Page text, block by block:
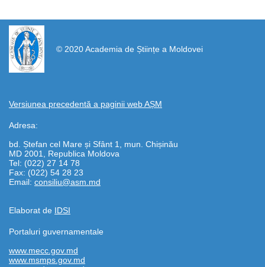
© 2020 Academia de Științe a Moldovei
Versiunea precedentă a paginii web AȘM
Adresa:
bd. Ștefan cel Mare și Sfânt 1, mun. Chișinău
MD 2001, Republica Moldova
Tel: (022) 27 14 78
Fax: (022) 54 28 23
Email: consiliu@asm.md
Elaborat de IDSI
https://propletenie.ru/
Portaluri guvernamentale
www.mecc.gov.md
www.msmps.gov.md